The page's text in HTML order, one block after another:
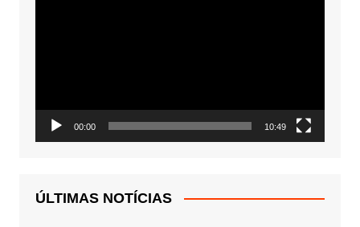
00:00 10:49
ÚLTIMAS NOTÍCIAS